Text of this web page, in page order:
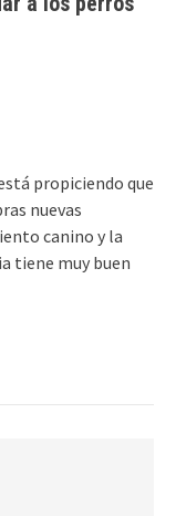
propiciendo que
nuevas
canino y la
tiene muy buen